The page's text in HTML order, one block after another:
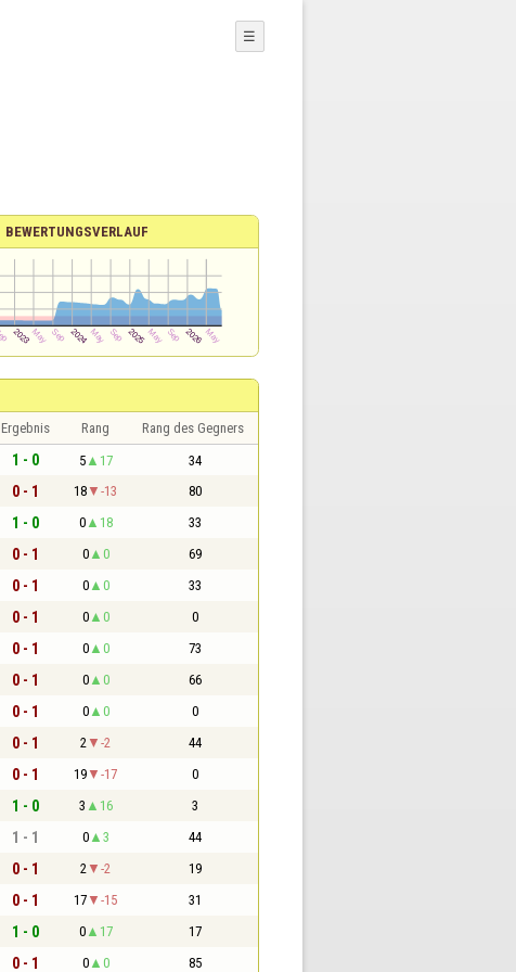
☰
BEWERTUNGSVERLAUF
Ergebnis Rang Rang des Gegners
1 - 0 5 17 34
0 - 1 18 -13 80
1 - 0 0 18 33
0 - 1 0 0 69
0 - 1 0 0 33
0 - 1 0 0 0
0 - 1 0 0 73
0 - 1 0 0 66
0 - 1 0 0 0
0 - 1 2 -2 44
0 - 1 19 -17 0
1 - 0 3 16 3
1 - 1 0 3 44
0 - 1 2 -2 19
0 - 1 17 -15 31
1 - 0 0 17 17
0 - 1 0 0 85